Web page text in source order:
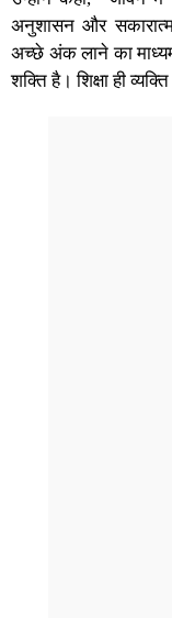
अनुशासन और
अच्छे अंक लाने का
शक्ति है। शिक्षा ही